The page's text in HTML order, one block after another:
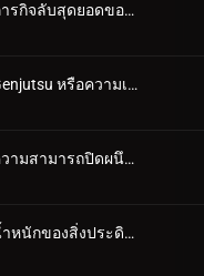
ตอนที่ 205 ภารกิจลับสุดยอดของคุเรไน: คำสัญญากับโฮคาเงะรุ่นที่ 3
ตอนที่ 206 Genjutsu หรือความเป็นจริง?
ตอนที่ 207 ความสามารถปิดผนึกที่ควรจะเป็น
ตอนที่ 208 น้ำหนักของสิ่งประดิษฐ์ล้ำค่า!